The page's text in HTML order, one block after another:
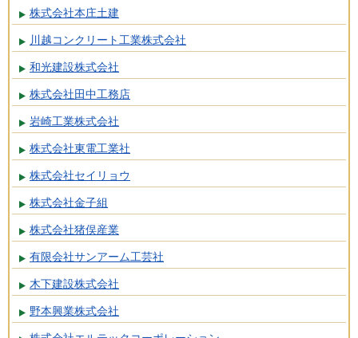
株式会社本庄土建
川越コンクリート工業株式会社
和光建設株式会社
株式会社田中工務店
岩崎工業株式会社
株式会社東電工業社
株式会社セイリョウ
株式会社金子組
株式会社猪俣産業
有限会社サンアーム工芸社
木下建設株式会社
野本興業株式会社